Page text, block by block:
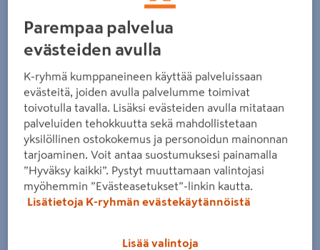
Parempaa palvelua
evästeiden avulla
K-ryhmä kumppaneineen käyttää palveluissaan
evästeitä, joiden avulla palvelumme toimivat
toivotulla tavalla. Lisäksi evästeiden avulla mitataan
palveluiden tehokkuutta sekä mahdollistetaan
yksilöllinen ostokokemus ja personoidun mainonnan
tarjoaminen. Voit antaa suostumuksesi painamalla
”Hyväksy kaikki”. Pystyt muuttamaan valintojasi
myöhemmin ”Evästeasetukset”-linkin kautta.
Lisätietoja K-ryhmän evästekäytännöistä
Lisää valintoja